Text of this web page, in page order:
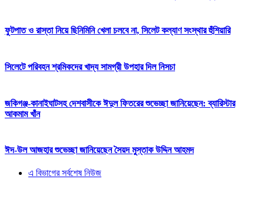
ফুটপাত ও রাস্তা নিয়ে ছিনিমিনি খেলা চলবে না, সিলেট কল্যাণ সংস্থার হুঁশিয়ারি
সিলেটে পরিবহন শ্রমিকদের খাদ্য সামগ্রী উপহার দিল নিসচা
জকিগঞ্জ-কানাইঘাটসহ দেশবাসীকে ঈদুল ফিতরের শুভেচ্ছা জানিয়েছেন: ব্যারিস্টার
আকমাম খাঁন
ঈদ-উল আজহার শুভেচ্ছা জানিয়েছেন সৈয়দ মুস্তাক উদ্দিন আহমদ
এ বিভাগের সর্বশেষ নিউজ